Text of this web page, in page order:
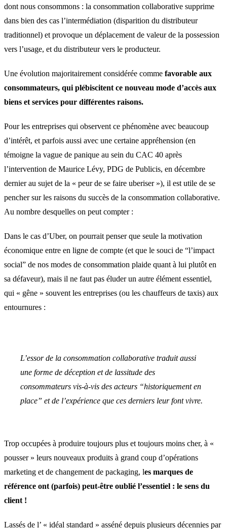
dont nous consommons : la consommation collaborative supprime
dans bien des cas l’intermédiation (disparition du distributeur
traditionnel) et provoque un déplacement de valeur de la possession
vers l’usage, et du distributeur vers le producteur.
Une évolution majoritairement considérée comme favorable aux
consommateurs, qui plébiscitent ce nouveau mode d’accès aux
biens et services pour différentes raisons.
Pour les entreprises qui observent ce phénomène avec beaucoup
d’intérêt, et parfois aussi avec une certaine appréhension (en
témoigne la vague de panique au sein du CAC 40 après
l’intervention de Maurice Lévy, PDG de Publicis, en décembre
dernier au sujet de la « peur de se faire uberiser »), il est utile de se
pencher sur les raisons du succès de la consommation collaborative.
Au nombre desquelles on peut compter :
Dans le cas d’Uber, on pourrait penser que seule la motivation
économique entre en ligne de compte (et que le souci de “l’impact
social” de nos modes de consommation plaide quant à lui plutôt en
sa défaveur), mais il ne faut pas éluder un autre élément essentiel,
qui « gêne » souvent les entreprises (ou les chauffeurs de taxis) aux
entournures :
L’essor de la consommation collaborative traduit aussi
une forme de déception et de lassitude des
consommateurs vis-à-vis des acteurs “historiquement en
place” et de l’expérience que ces derniers leur font vivre.
Trop occupées à produire toujours plus et toujours moins cher, à «
pousser » leurs nouveaux produits à grand coup d’opérations
marketing et de changement de packaging, les marques de
référence ont (parfois) peut-être oublié l’essentiel : le sens du
client !
Lassés de l’ « idéal standard » asséné depuis plusieurs décennies par